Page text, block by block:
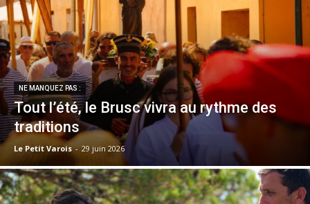
NE MANQUEZ PAS :
Tout l’été, le Brusc vivra au rythme des
traditions
Le Petit Varois - 29 juin 2026